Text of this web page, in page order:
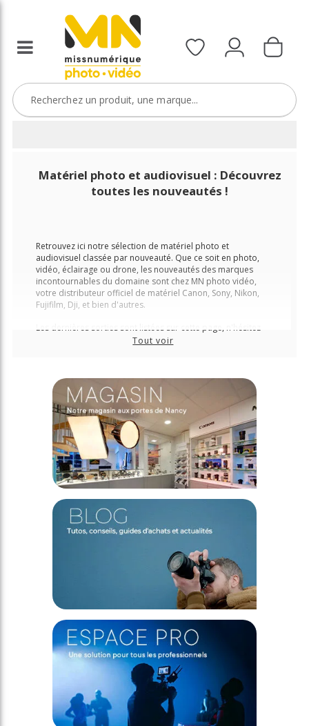
Matériel photo et audiovisuel : Découvrez
toutes les nouveautés !
Tout voir
Retrouvez ici notre sélection de matériel photo et
audiovisuel classée par nouveauté. Que ce soit en photo,
vidéo, éclairage ou drone, les nouveautés des marques
incontournables du domaine sont chez MN photo vidéo,
votre distributeur officiel de matériel Canon, Sony, Nikon,
Fujifilm, Dji, et bien d'autres.
Les dernières sorties sont listées sur cette page, n'hésitez
plus à les précommander pour les recevoir au plus tôt !